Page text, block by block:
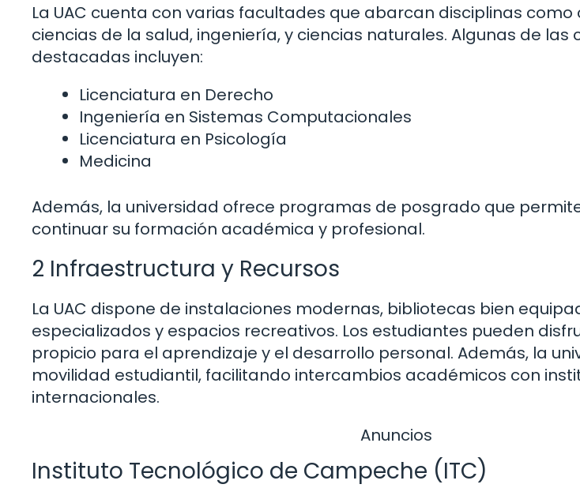
La UAC cuenta con varias facultades que abarcan disciplinas como
ciencias de la salud, ingeniería, y ciencias naturales. Algunas de las
destacadas incluyen:
Licenciatura en Derecho
Ingeniería en Sistemas Computacionales
Licenciatura en Psicología
Medicina
Además, la universidad ofrece programas de posgrado que
continuar su formación académica y profesional.
2 Infraestructura y Recursos
La UAC dispone de instalaciones modernas, bibliotecas bien
especializados y espacios recreativos. Los estudiantes pueden
propicio para el aprendizaje y el desarrollo personal. Además, la
movilidad estudiantil, facilitando intercambios académicos con
internacionales.
Anuncios
Instituto Tecnológico de Campeche (ITC)